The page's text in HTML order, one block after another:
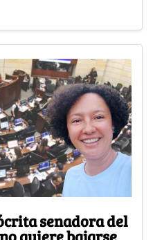
senadora del